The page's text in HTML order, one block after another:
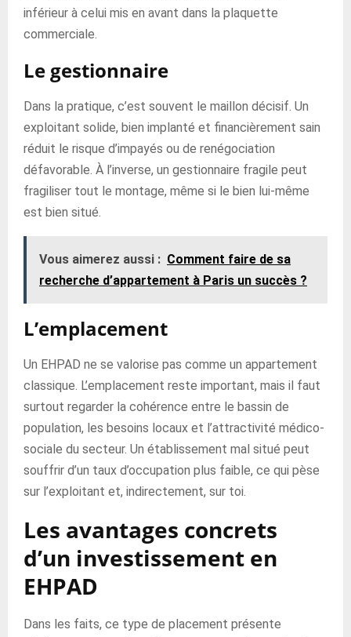
inférieur à celui mis en avant dans la plaquette
commerciale.
Le gestionnaire
Dans la pratique, c’est souvent le maillon décisif. Un
exploitant solide, bien implanté et financièrement sain
réduit le risque d’impayés ou de renégociation
défavorable. À l’inverse, un gestionnaire fragile peut
fragiliser tout le montage, même si le bien lui-même
est bien situé.
Vous aimerez aussi : Comment faire de sa
recherche d’appartement à Paris un succès ?
L’emplacement
Un EHPAD ne se valorise pas comme un appartement
classique. L’emplacement reste important, mais il faut
surtout regarder la cohérence entre le bassin de
population, les besoins locaux et l’attractivité médico-
sociale du secteur. Un établissement mal situé peut
souffrir d’un taux d’occupation plus faible, ce qui pèse
sur l’exploitant et, indirectement, sur toi.
Les avantages concrets
d’un investissement en
EHPAD
Dans les faits, ce type de placement présente